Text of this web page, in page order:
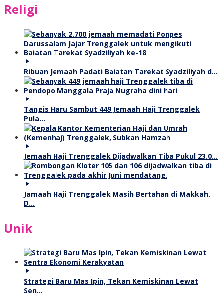
Religi
Ribuan Jemaah Padati Baiatan Tarekat Syadziliyah d…
Tangis Haru Sambut 449 Jemaah Haji Trenggalek
Pula…
Jemaah Haji Trenggalek Dijadwalkan Tiba Pukul 23.0…
Jamaah Haji Trenggalek Masih Bertahan di Makkah,
D…
Unik
Strategi Baru Mas Ipin, Tekan Kemiskinan Lewat
Sen…